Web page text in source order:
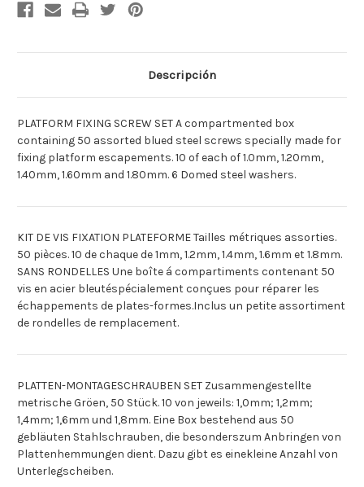
SCHRAUBEN
[Espagnol]TORNILLOS
SCHRAUBEN
[Espagnol]TORNILLOS
PLATAFORMA
Descripción
PLATFORM FIXING SCREW SET A compartmented box
containing 50 assorted blued steel screws specially made for
fixing platform escapements. 10 of each of 1.0mm, 1.20mm,
1.40mm, 1.60mm and 1.80mm. 6 Domed steel washers.
KIT DE VIS FIXATION PLATEFORME Tailles métriques assorties.
50 pièces. 10 de chaque de 1mm, 1.2mm, 1.4mm, 1.6mm et 1.8mm.
SANS RONDELLES Une boîte á compartiments contenant 50
vis en acier bleutéspécialement conçues pour réparer les
échappements de plates-formes.Inclus un petite assortiment
de rondelles de remplacement.
PLATTEN-MONTAGESCHRAUBEN SET Zusammengestellte
metrische Gröen, 50 Stück. 10 von jeweils: 1,0mm; 1,2mm;
1,4mm; 1,6mm und 1,8mm. Eine Box bestehend aus 50
gebläuten Stahlschrauben, die besonderszum Anbringen von
Plattenhemmungen dient. Dazu gibt es einekleine Anzahl von
Unterlegscheiben.